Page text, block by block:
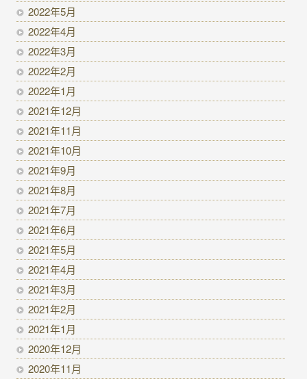
2022年5月
2022年4月
2022年3月
2022年2月
2022年1月
2021年12月
2021年11月
2021年10月
2021年9月
2021年8月
2021年7月
2021年6月
2021年5月
2021年4月
2021年3月
2021年2月
2021年1月
2020年12月
2020年11月